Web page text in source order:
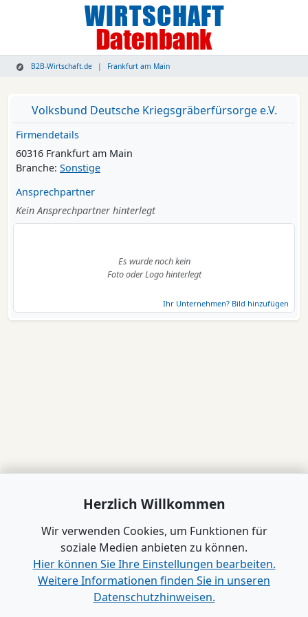
B2B-Wirtschaft.de Frankfurt am Main
Volksbund Deutsche Kriegsgräberfürsorge e.V.
Firmendetails
60316 Frankfurt am Main
Branche: Sonstige
Ansprechpartner
Kein Ansprechpartner hinterlegt
Es wurde noch kein
Foto oder Logo hinterlegt
Ihr Unternehmen? Bild hinzufügen
Herzlich Willkommen
Wir verwenden Cookies, um Funktionen für
soziale Medien anbieten zu können.
Hier können Sie Ihre Einstellungen bearbeiten.
Weitere Informationen finden Sie in unseren
Datenschutzhinweisen.